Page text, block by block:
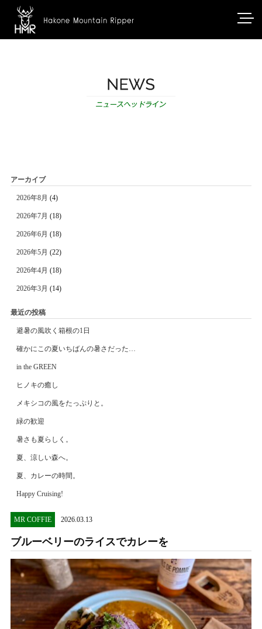
アーカイブ
2026年8月 (4)
2026年7月 (18)
2026年6月 (18)
2026年5月 (22)
2026年4月 (18)
2026年3月 (14)
最近の投稿
避暑の風吹く箱根の1日
確かにこの夏いちばんの暑さだった…
in the GREEN
ヒノキの癒し
メキシコの風をたっぷりと。
緑の歓迎
暑さも夏らしく。
夏、涼しい森へ。
夏、カレーの時間。
Happy Cruising!
MR COFFIE 2026.03.13
ブルーベリーのライスでカレーを